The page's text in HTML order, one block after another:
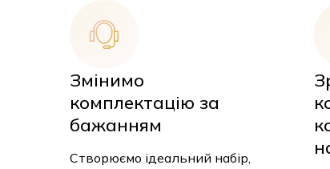
Змінимо
комплектацію за
бажанням
Створюємо ідеальний набір,